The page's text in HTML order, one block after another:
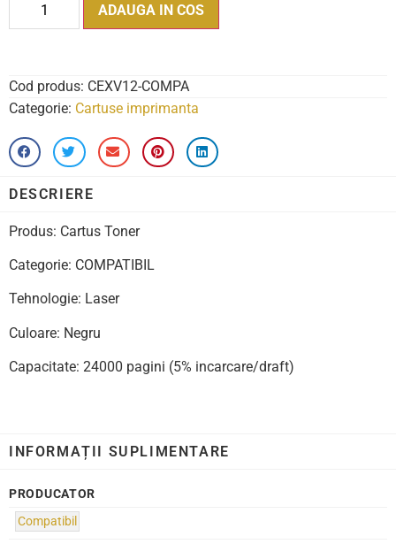
ADAUGA IN COS
Cod produs: CEXV12-COMPA
Categorie: Cartuse imprimanta
DESCRIERE
Produs: Cartus Toner
Categorie: COMPATIBIL
Tehnologie: Laser
Culoare: Negru
Capacitate: 24000 pagini (5% incarcare/draft)
INFORMAȚII SUPLIMENTARE
PRODUCATOR
Compatibil